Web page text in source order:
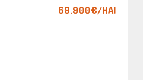
69.900€/HAI